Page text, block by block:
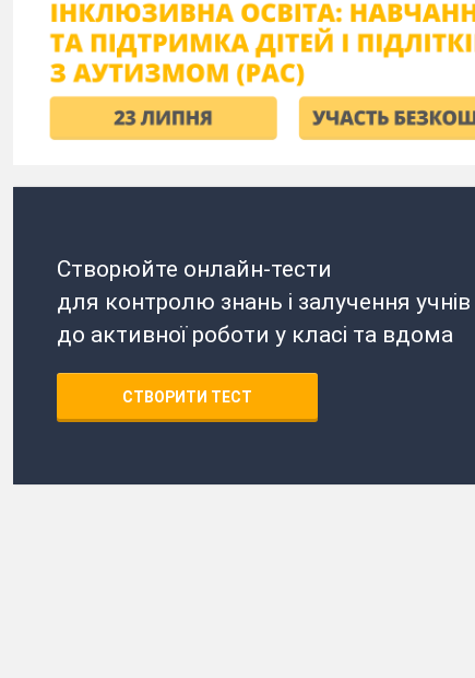
Створюйте онлайн-тести
для контролю знань і залучення учнів
до активної роботи у класі та вдома
СТВОРИТИ ТЕСТ